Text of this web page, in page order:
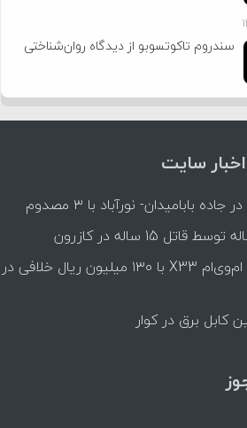
سندروم تاکوتسوبو از دیدگاه روان‌شناختی
سایت
توقیف خودروی ام‌وی‌ام X33 با ۱۳۰ میلیون ریال خلافی در
کابل برق در کوار